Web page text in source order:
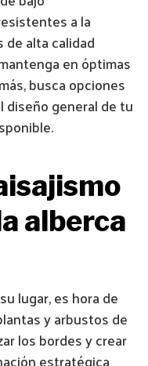
a la
alta calidad
en óptimas
busca opciones
general de tu
alberca
lugar, es hora de
y arbustos de
los bordes y crear
estratégica